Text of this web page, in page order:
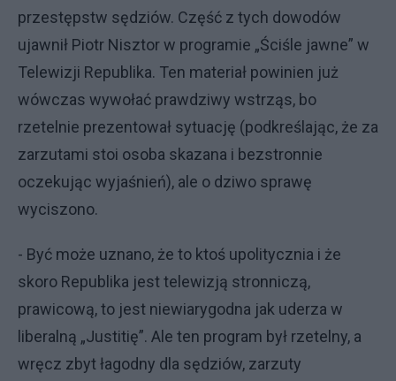
przestępstw sędziów. Część z tych dowodów
ujawnił Piotr Nisztor w programie „Ściśle jawne” w
Telewizji Republika. Ten materiał powinien już
wówczas wywołać prawdziwy wstrząs, bo
rzetelnie prezentował sytuację (podkreślając, że za
zarzutami stoi osoba skazana i bezstronnie
oczekując wyjaśnień), ale o dziwo sprawę
wyciszono.
- Być może uznano, że to ktoś upolitycznia i że
skoro Republika jest telewizją stronniczą,
prawicową, to jest niewiarygodna jak uderza w
liberalną „Justitię”. Ale ten program był rzetelny, a
wręcz zbyt łagodny dla sędziów, zarzuty